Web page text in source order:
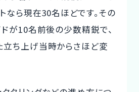
なら現在30名ほどです。その
が10名前後の少数精鋭で、
立ち上げ当時からさほど変